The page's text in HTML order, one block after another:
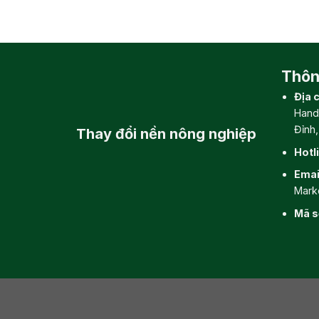
Thay đổi nền nông nghiệp
Địa
Mã